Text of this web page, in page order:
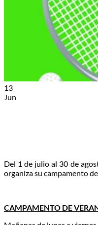
13
Jun
Del 1 de julio al 30 de
organiza su campamento
CAMPAMENTO DE